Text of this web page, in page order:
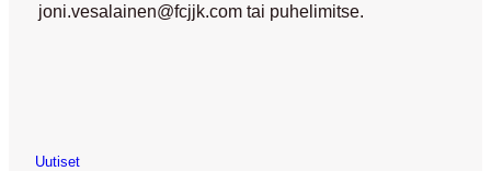
joni.vesalainen@fcjjk.com tai puhelimitse.
Uutiset